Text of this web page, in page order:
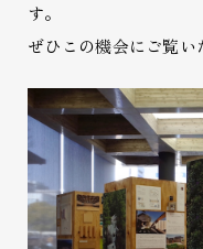
す。
ぜひこの機会にご覧い